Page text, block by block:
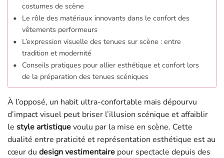
costumes de scène
Le rôle des matériaux innovants dans le confort des
vêtements performeurs
L’expression visuelle des tenues sur scène : entre
tradition et modernité
Conseils pratiques pour allier esthétique et confort lors
de la préparation des tenues scéniques
À l’opposé, un habit ultra-confortable mais dépourvu
d’impact visuel peut briser l’illusion scénique et affaiblir
le style artistiquevoulu par la mise en scène. Cette
dualité entre praticité et représentation esthétique est au
cœur du design vestimentaire pour spectacle depuis des